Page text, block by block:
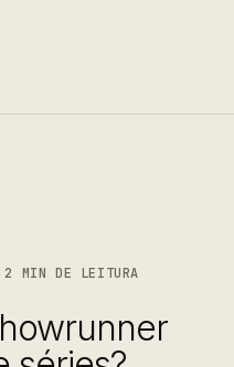
MIN DE LEITURA